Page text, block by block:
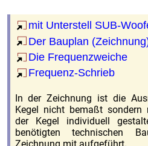
mit Unterstell SUB-
Der Bauplan
Die Frequenzweiche
Frequenz-Schrieb
In der Zeichnung ist die
Kegel nicht bemaßt sondern
der Kegel individuell
benötigten technischen
Zeichnung mit aufgeführt.